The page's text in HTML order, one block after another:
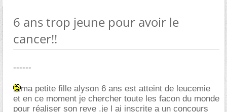
6 ans trop jeune pour avoir le
cancer!!
------
ma petite fille alyson 6 ans est atteint de leucemie
et en ce moment je chercher toute les facon du monde
pour réaliser son reve .je l ai inscrite a un concours